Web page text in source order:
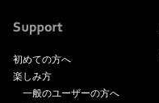
初めての方へ
楽しみ方
一般のユーザーの方へ